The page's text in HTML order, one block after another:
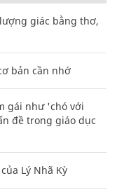
giác bằng thơ,
bản cần nhớ
gái như 'chó với
đề trong giáo dục
Lý Nhã Kỳ